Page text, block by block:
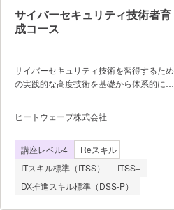
ーサル、XSS、JavaScript、セッションハ
イジャック、SQLインジェクションの脆弱
性とSQLMapの使い方 ・バイナリ解析
ュ関数 ・レジストリ、イベントログ解
析、メモリフォレンジックス、ディスクフ
説、ポートスキャン）、CVE情報取得/侵
験、防御演習（Firewall、IDS、IPS、
CDN、対Backdoor） ・パケットキャ
プ
サイバーセキュリティ技術者育
成コース
サイバーセキュリティ技術を習得するため
の実践的な高度技術を基礎から体系的に学
サイバーセキュリティ技術者・ホワイトハ
ッカーを目指せるコースです。 警察関
れ、一般の方でも受講できるように、IT技
術の基礎からセキュリティ全般の知識、そ
れらに関連する技術を、サイバー攻撃同じ
疑似環境を用意し、実践的な演習を通じて
ヒートウェーブ株式会社
講座レベル4
Reスキル
ITスキル標準（ITSS）
ITSS+
DX推進スキル標準（DSS-P）